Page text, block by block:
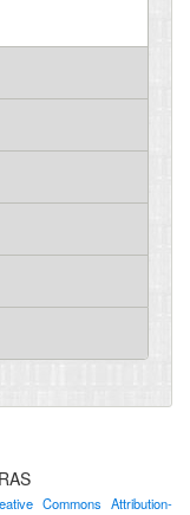
Commons Attribution-